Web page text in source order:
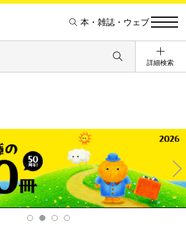
本・雑誌・ウェブ
詳細検索
Ne
xt